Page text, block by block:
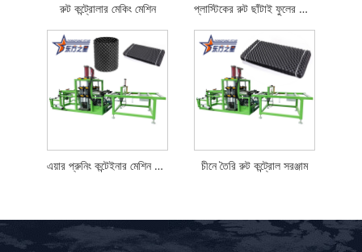
রুট কন্ট্রোলার মেকিং মেশিন প্লাস্টিকের রুট ছাঁটাই ফুলের পাত্র তৈরির মেশিন
এয়ার প্রুনিং কন্টেইনার মেশিন উচ্চ খরচ কর্মক্ষমতা চীনে তৈরি রুট কন্ট্রোল সরঞ্জাম